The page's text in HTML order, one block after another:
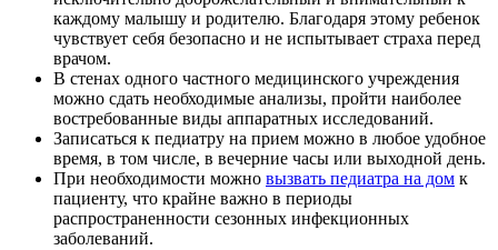
каждому малышу и родителю. Благодаря этому ребенок
чувствует себя безопасно и не испытывает страха перед
врачом.
В стенах одного частного медицинского учреждения
можно сдать необходимые анализы, пройти наиболее
востребованные виды аппаратных исследований.
Записаться к педиатру на прием можно в любое удобное
время, в том числе, в вечерние часы или выходной день.
При необходимости можно вызвать педиатра на дом к
пациенту, что крайне важно в периоды
распространенности сезонных инфекционных
заболеваний.